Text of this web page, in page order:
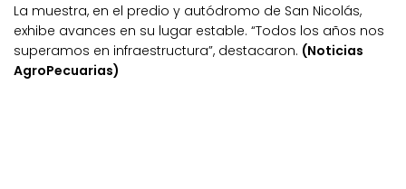
La muestra, en el predio y autódromo de San Nicolás,
exhibe avances en su lugar estable. “Todos los años nos
superamos en infraestructura”, destacaron. (Noticias
AgroPecuarias)